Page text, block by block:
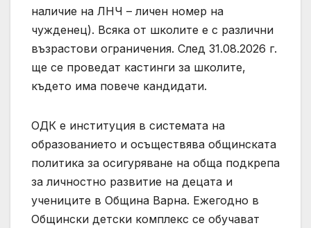
наличие на ЛНЧ – личен номер на
чужденец). Всяка от школите е с различни
възрастови ограничения. След 31.08.2026 г.
ще се проведат кастинги за школите,
където има повече кандидати.
ОДК е институция в системата на
образованието и осъществява общинската
политика за осигуряване на обща подкрепа
за личностно развитие на децата и
учениците в Община Варна. Ежегодно в
Общински детски комплекс се обучават